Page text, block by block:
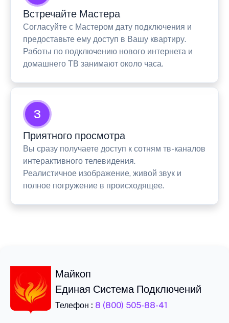
Встречайте Мастера
Согласуйте с Мастером дату подключения и
предоставьте ему доступ в Вашу квартиру.
Работы по подключению нового интернета и
домашнего ТВ занимают около часа.
3
Приятного просмотра
Вы сразу получаете доступ к сотням тв-каналов
интерактивного телевидения.
Реалистичное изображение, живой звук и
полное погружение в происходящее.
Майкоп
Единая Система Подключений
Телефон : 8 (800) 505-88-41